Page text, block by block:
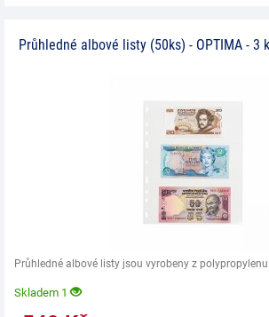
Průhledné albové listy (50ks) - OPTIMA - 3
Průhledné albové listy jsou vyrobeny z polypropylenu.
Skladem 1